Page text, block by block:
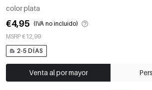
color plata
€4,95 (IVA no incluido)
MSRP €12,99
2-5 DÍAS
Venta al por mayor